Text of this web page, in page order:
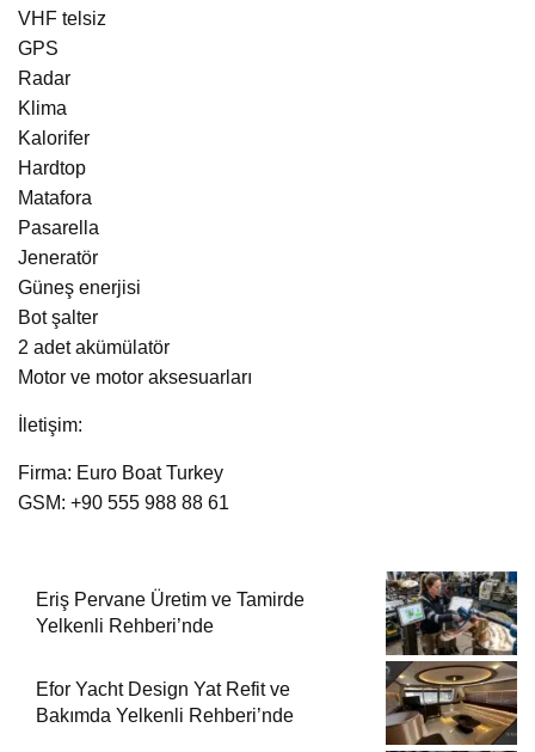
VHF telsiz
GPS
Radar
Klima
Kalorifer
Hardtop
Matafora
Pasarella
Jeneratör
Güneş enerjisi
Bot şalter
2 adet akümülatör
Motor ve motor aksesuarları
İletişim:
Firma: Euro Boat Turkey
GSM: +90 555 988 88 61
Eriş Pervane Üretim ve Tamirde
Yelkenli Rehberi’nde
Efor Yacht Design Yat Refit ve
Bakımda Yelkenli Rehberi’nde